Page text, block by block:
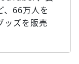
、66万人を
ッズを販売